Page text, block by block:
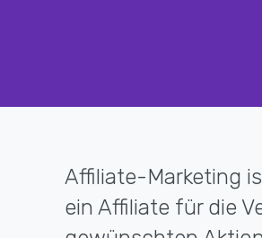
Affiliate-Marketing
ein Affiliate für die